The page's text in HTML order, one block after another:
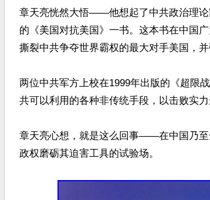
章天亮恍然大悟——他想起了中共政治理论
的《美国对抗美国》一书。这本书在中国
撕裂中共争夺世界霸权的最大对手美国，
两位中共军方上校在1999年出版的《超限
共可以利用的各种非传统手段，以击败实力
章天亮心想，就是这么回事——在中国乃
政权磨砺其迫害工具的试验场。